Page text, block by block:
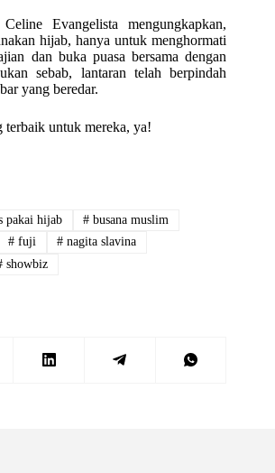
Evangelista mengungkapkan,
hijab, hanya untuk menghormati
dan buka puasa bersama dengan
sebab, lantaran telah berpindah
yang beredar.
terbaik untuk mereka, ya!
pakai hijab # busana muslim
#fuji # nagita slavina
showbiz